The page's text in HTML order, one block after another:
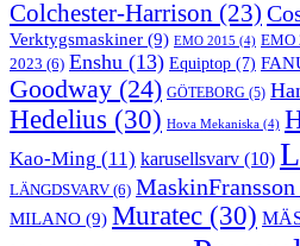
Colchester-Harrison (23)
Verktygsmaskiner (9) EMO 2015 (4) EMO
2023 (6) Enshu (13) Equiptop (7)
Goodway (24) GÖTEBORG (5)
Hedelius (30) Hova Mekaniska (4)
Kao-Ming (11) karusellsvarv (10)
LÄNGDSVARV (6) MaskinFransson
MILANO (9) Muratec (30)